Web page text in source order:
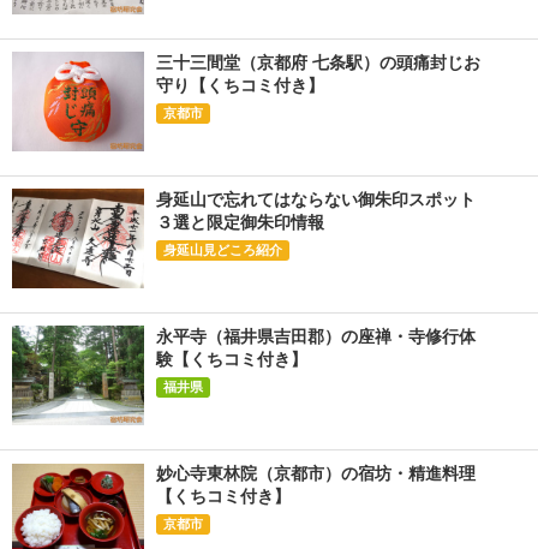
三十三間堂（京都府 七条駅）の頭痛封じお
守り【くちコミ付き】
京都市
身延山で忘れてはならない御朱印スポット
３選と限定御朱印情報
身延山見どころ紹介
永平寺（福井県吉田郡）の座禅・寺修行体
験【くちコミ付き】
福井県
妙心寺東林院（京都市）の宿坊・精進料理
【くちコミ付き】
京都市